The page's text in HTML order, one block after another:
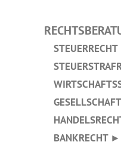
BANKRECHT ►